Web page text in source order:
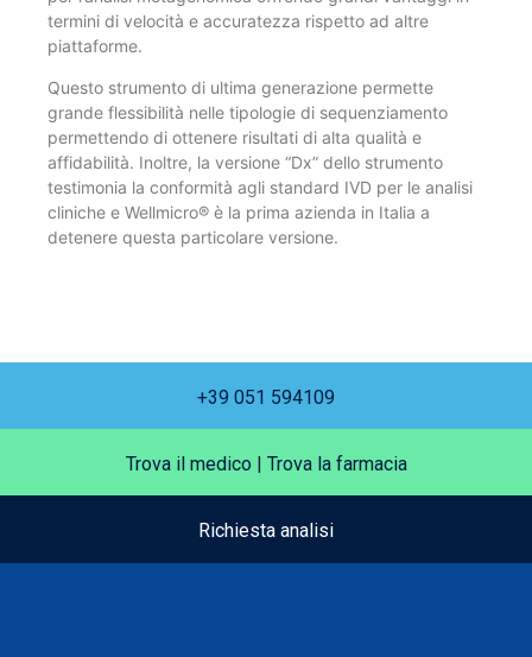
termini di velocità e accuratezza rispetto ad altre
piattaforme.
Questo strumento di ultima generazione permette
grande flessibilità nelle tipologie di sequenziamento
permettendo di ottenere risultati di alta qualità e
affidabilità. Inoltre, la versione “Dx” dello strumento
testimonia la conformità agli standard IVD per le analisi
cliniche e Wellmicro® è la prima azienda in Italia a
detenere questa particolare versione.
+39 051 594109
Trova il medico | Trova la farmacia
Richiesta analisi